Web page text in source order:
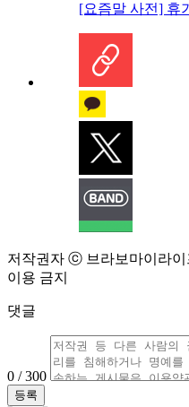
[요즘말 사전] 휴
저작권자 ⓒ 브라보마이라
이용 금지
댓글
0 / 300